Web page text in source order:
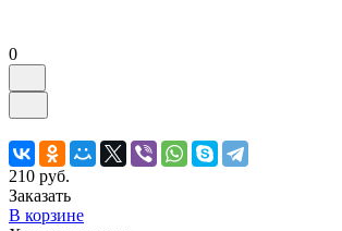
0
210 руб.
Заказать
В корзине